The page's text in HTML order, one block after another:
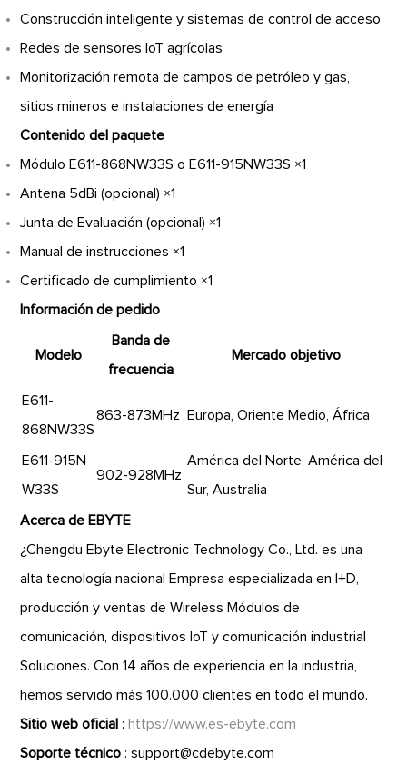
Construcción inteligente y sistemas de control de acceso
Redes de sensores IoT agrícolas
Monitorización remota de campos de petróleo y gas,
sitios mineros e instalaciones de energía
Contenido del paquete
Módulo E611-868NW33S o E611-915NW33S ×1
Antena 5dBi (opcional) ×1
Junta de Evaluación (opcional) ×1
Manual de instrucciones ×1
Certificado de cumplimiento ×1
Información de pedido
Modelo
Banda de
frecuencia
Mercado objetivo
E611-
868NW33S
863-873MHz Europa, Oriente Medio, África
E611-915N
W33S
902-928MHz
América del Norte, América del
Sur, Australia
Acerca de EBYTE
¿Chengdu Ebyte Electronic Technology Co., Ltd. es una
alta tecnología nacional Empresa especializada en I+D,
producción y ventas de Wireless Módulos de
comunicación, dispositivos IoT y comunicación industrial
Soluciones. Con 14 años de experiencia en la industria,
hemos servido más 100.000 clientes en todo el mundo.
Sitio web oficial : https://www.es-ebyte.com
Soporte técnico : support@cdebyte.com